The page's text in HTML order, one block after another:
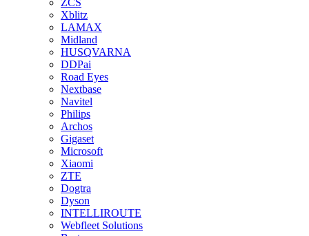
ZCS
Xblitz
LAMAX
Midland
HUSQVARNA
DDPai
Road Eyes
Nextbase
Navitel
Philips
Archos
Gigaset
Microsoft
Xiaomi
ZTE
Dogtra
Dyson
INTELLIROUTE
Webfleet Solutions